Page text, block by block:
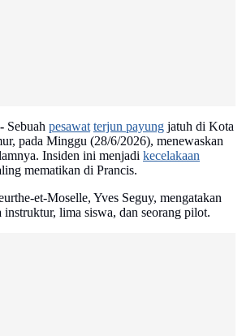
Sebuah pesawat terjun payung jatuh di Kota
pada Minggu (28/6/2026), menewaskan
Insiden ini menjadi kecelakaan
mematikan di Prancis.
et-Moselle, Yves Seguy, mengatakan
lima siswa, dan seorang pilot.